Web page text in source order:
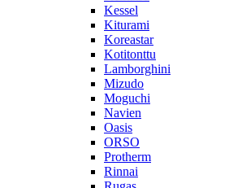
Kessel
Kiturami
Koreastar
Kotitonttu
Lamborghini
Mizudo
Moguchi
Navien
Oasis
ORSO
Protherm
Rinnai